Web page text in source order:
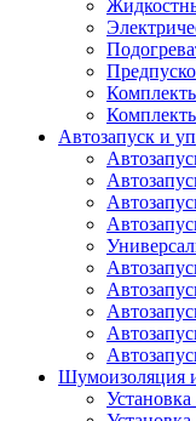
Автозапуск и
Шумоизоляция